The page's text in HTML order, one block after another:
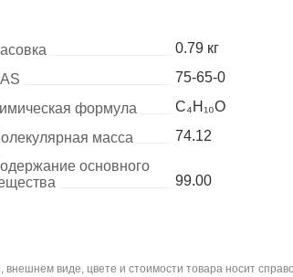
0.79 кг
75-65-0
формула
C₄H₁₀O
масса
74.12
основного
99.00
виде, цвете и стоимости товара носит